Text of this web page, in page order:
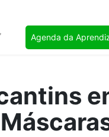
Agenda da